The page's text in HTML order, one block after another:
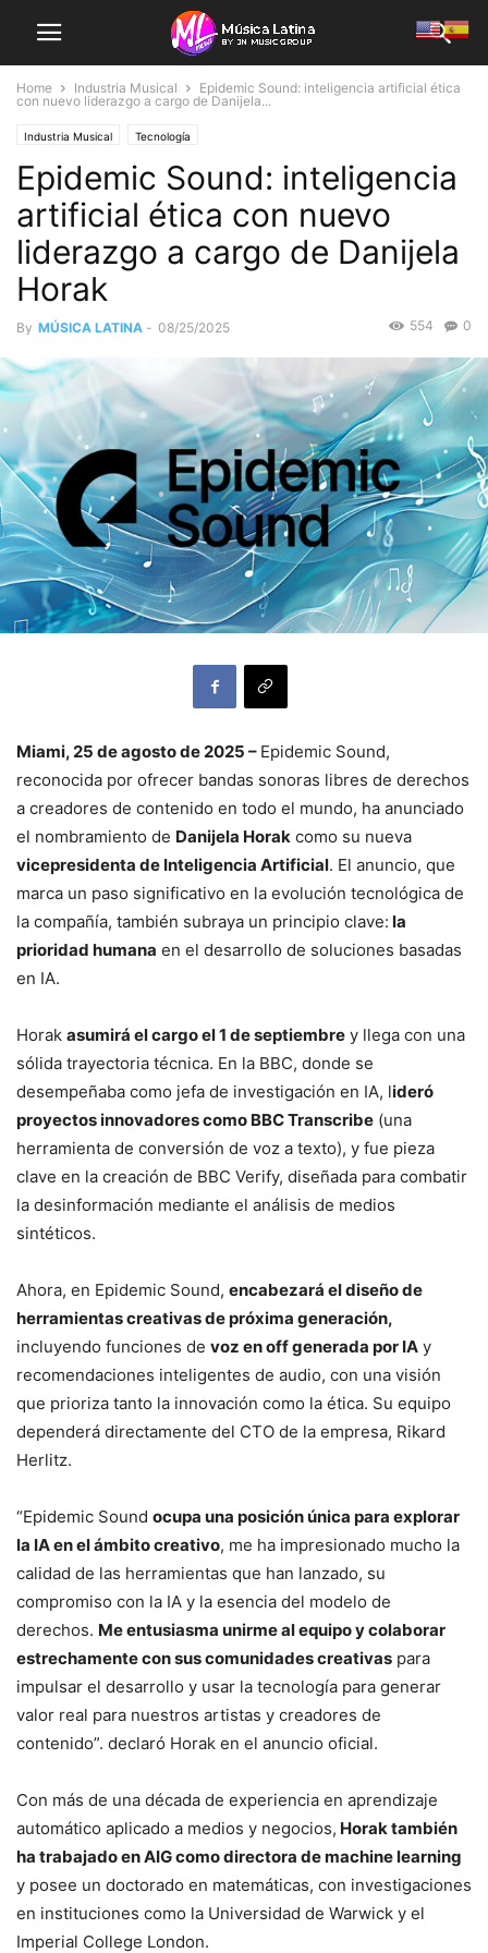
Home Industria Musical
Epidemic Sound: inteligencia artificial ética
con nuevo liderazgo a cargo de Danijela...
Industria Musical Tecnología
Epidemic Sound: inteligencia
artificial ética con nuevo
liderazgo a cargo de Danijela
Horak
By MÚSICA LATINA - 08/25/2025 0
554
Miami, 25 de agosto de 2025 – Epidemic Sound,
reconocida por ofrecer bandas sonoras libres de derechos
a creadores de contenido en todo el mundo, ha anunciado
el nombramiento de Danijela Horak como su nueva
vicepresidenta de Inteligencia Artificial. El anuncio, que
marca un paso significativo en la evolución tecnológica de
la compañía, también subraya un principio clave: la
prioridad humana en el desarrollo de soluciones basadas
en IA.
Horak asumirá el cargo el 1 de septiembre y llega con una
sólida trayectoria técnica. En la BBC, donde se
desempeñaba como jefa de investigación en IA, lideró
proyectos innovadores como BBC Transcribe (una
herramienta de conversión de voz a texto), y fue pieza
clave en la creación de BBC Verify, diseñada para combatir
la desinformación mediante el análisis de medios
sintéticos.
Ahora, en Epidemic Sound, encabezará el diseño de
herramientas creativas de próxima generación,
incluyendo funciones de voz en off generada por IA y
recomendaciones inteligentes de audio, con una visión
que prioriza tanto la innovación como la ética. Su equipo
dependerá directamente del CTO de la empresa, Rikard
Herlitz.
“Epidemic Sound ocupa una posición única para explorar
la IA en el ámbito creativo, me ha impresionado mucho la
calidad de las herramientas que han lanzado, su
compromiso con la IA y la esencia del modelo de
derechos. Me entusiasma unirme al equipo y colaborar
estrechamente con sus comunidades creativas para
impulsar el desarrollo y usar la tecnología para generar
valor real para nuestros artistas y creadores de
contenido”. declaró Horak en el anuncio oficial.
Con más de una década de experiencia en aprendizaje
automático aplicado a medios y negocios, Horak también
ha trabajado en AIG como directora de machine learning
y posee un doctorado en matemáticas, con investigaciones
en instituciones como la Universidad de Warwick y el
Imperial College London.